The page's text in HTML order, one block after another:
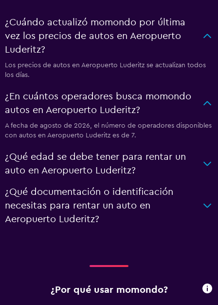
¿Cuándo actualizó momondo por última
vez los precios de autos en Aeropuerto
Luderitz?
Los precios de autos en Aeropuerto Luderitz se actualizan todos
los días.
¿En cuántos operadores busca momondo
autos en Aeropuerto Luderitz?
A fecha de agosto de 2026, el número de operadores disponibles
con autos en Aeropuerto Luderitz es de 7.
¿Qué edad se debe tener para rentar un
auto en Aeropuerto Luderitz?
¿Qué documentación o identificación
necesitas para rentar un auto en
Aeropuerto Luderitz?
¿Por qué usar momondo?